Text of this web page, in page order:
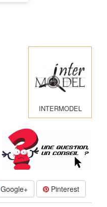
INTERMODEL
Google+ Pinterest